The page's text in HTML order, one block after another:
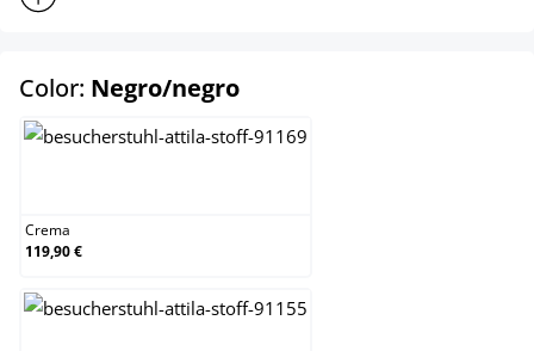
Color: Negro/negroselect
Crema
119,90 €